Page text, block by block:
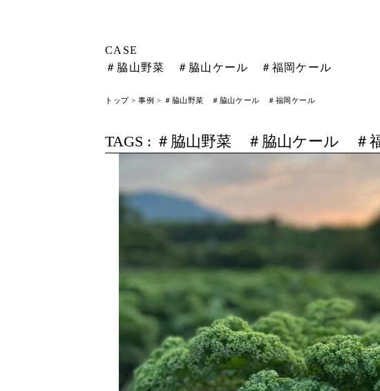
CASE
＃脇山野菜 ＃脇山ケール ＃福岡ケール
トップ>事例 > ＃脇山野菜 ＃脇山ケール ＃福岡ケール
TAGS : ＃脇山野菜 ＃脇山ケール ＃